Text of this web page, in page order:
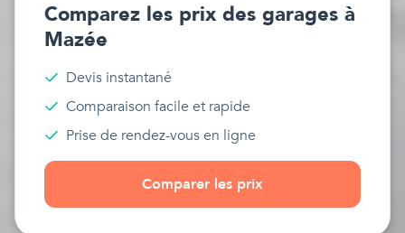
Comparez les prix des garages à
Mazée
Devis instantané
Comparaison facile et rapide
Prise de rendez-vous en ligne
Comparer les prix